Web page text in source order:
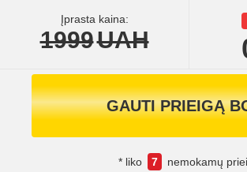
Įprasta kaina:
1999UAH
GAUTI PRIEIGĄ
* liko 7 nemokamų